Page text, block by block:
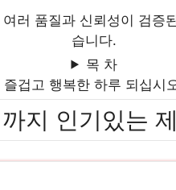
러 품질과 신뢰성이 검증
습니다.
목 차
즐겁고 행복한 하루 되십시
지 인기있는